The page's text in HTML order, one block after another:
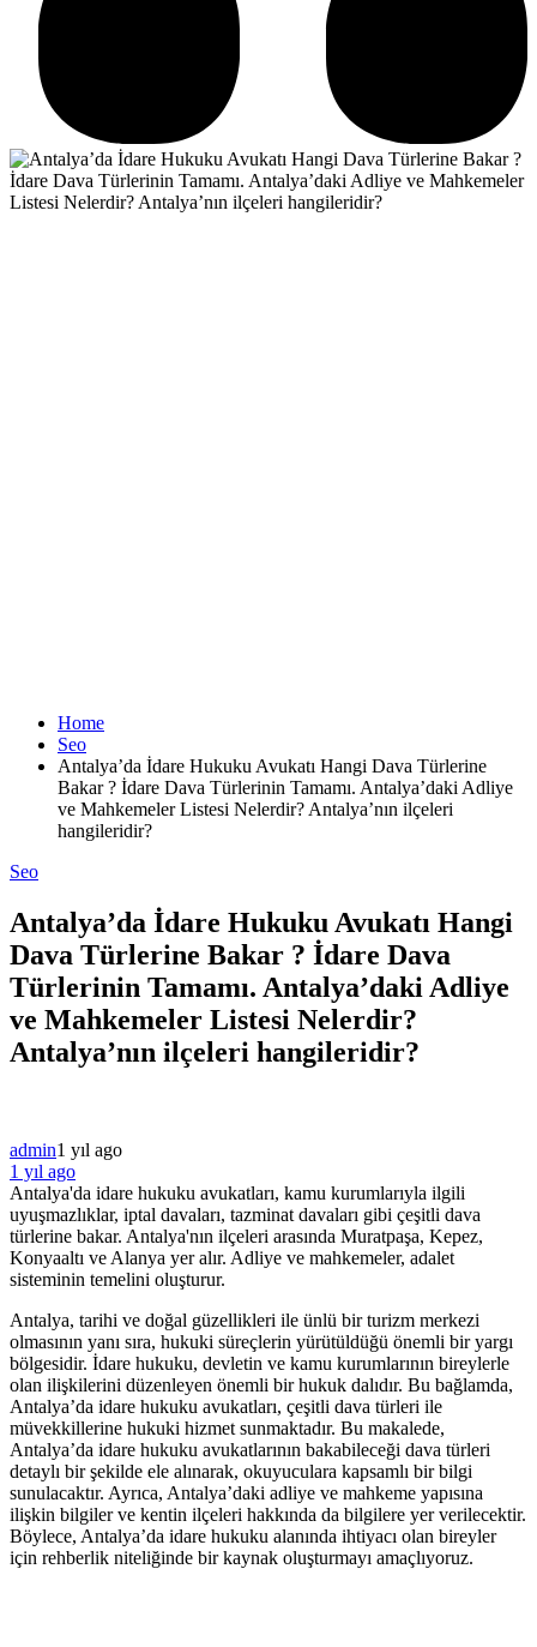
Home
Seo
Antalya’da İdare Hukuku Avukatı Hangi Dava Türlerine
Bakar ? İdare Dava Türlerinin Tamamı. Antalya’daki Adliye
ve Mahkemeler Listesi Nelerdir? Antalya’nın ilçeleri
hangileridir?
Seo
Antalya’da İdare Hukuku Avukatı Hangi
Dava Türlerine Bakar ? İdare Dava
Türlerinin Tamamı. Antalya’daki Adliye
ve Mahkemeler Listesi Nelerdir?
Antalya’nın ilçeleri hangileridir?
admin1 yıl ago
1 yıl ago
Antalya'da idare hukuku avukatları, kamu kurumlarıyla ilgili
uyuşmazlıklar, iptal davaları, tazminat davaları gibi çeşitli dava
türlerine bakar. Antalya'nın ilçeleri arasında Muratpaşa, Kepez,
Konyaaltı ve Alanya yer alır. Adliye ve mahkemeler, adalet
sisteminin temelini oluşturur.
Antalya, tarihi ve doğal güzellikleri ile ünlü ⁢bir turizm‌ merkezi
olmasının yanı sıra, hukuki süreçlerin ⁣yürütüldüğü önemli bir yargı
bölgesidir.⁣ İdare hukuku, devletin ve kamu kurumlarının bireylerle
olan ilişkilerini düzenleyen ‌önemli bir hukuk‍ dalıdır. Bu bağlamda,
Antalya’da idare hukuku ‌avukatları, çeşitli dava türleri ⁢ile
müvekkillerine hukuki hizmet sunmaktadır. Bu makalede,
Antalya’da idare hukuku avukatlarının bakabileceği dava türleri
detaylı bir şekilde ele alınarak, okuyuculara kapsamlı bir bilgi ​
sunulacaktır. Ayrıca, Antalya’daki adliye ve mahkeme yapısına
ilişkin⁢ bilgiler ve⁢ kentin ilçeleri hakkında da bilgilere yer verilecektir.
Böylece, Antalya’da​ idare hukuku alanında ihtiyacı olan bireyler
⁢için rehberlik niteliğinde bir kaynak ‍oluşturmayı amaçlıyoruz.